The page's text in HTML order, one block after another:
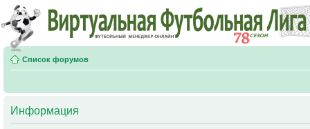
Список форумов
Информация